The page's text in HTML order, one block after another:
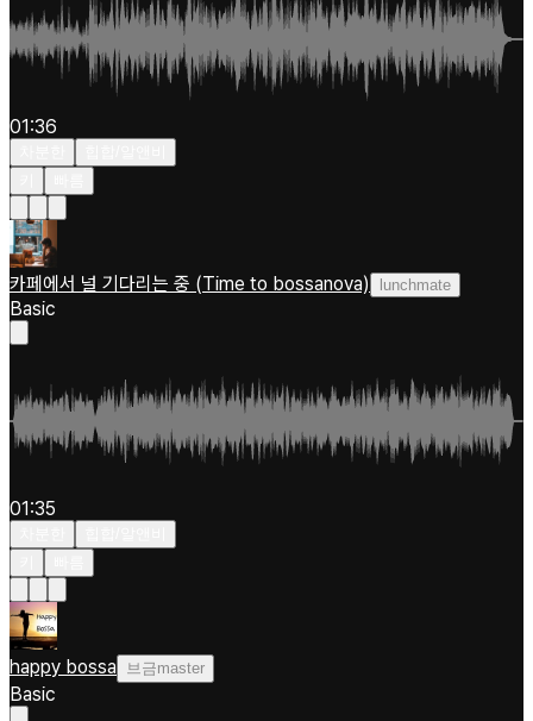
01:36
카페에서 널 기다리는 중 (Time to bossanova) lunchmate
Basic
01:35
happy bossa 브금master
Basic